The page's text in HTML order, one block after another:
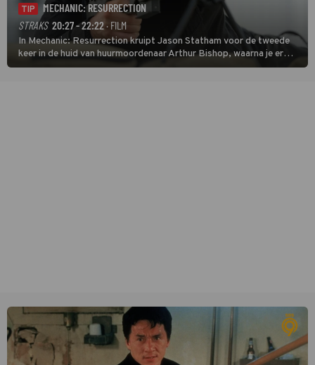
TIP
MECHANIC: RESURRECTION
STRAKS 20:27 - 22:22 · FILM
In Mechanic: Resurrection kruipt Jason Statham voor de tweede
keer in de huid van huurmoordenaar Arthur Bishop, waarna je er
donder op kunt zeggen dat er van Bishops geplande pensioen niet